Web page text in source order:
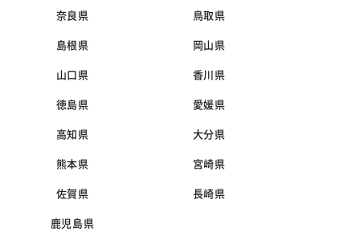
奈良県 鳥取県
島根県 岡山県
山口県 香川県
徳島県 愛媛県
高知県 大分県
熊本県 宮崎県
佐賀県 長崎県
鹿児島県